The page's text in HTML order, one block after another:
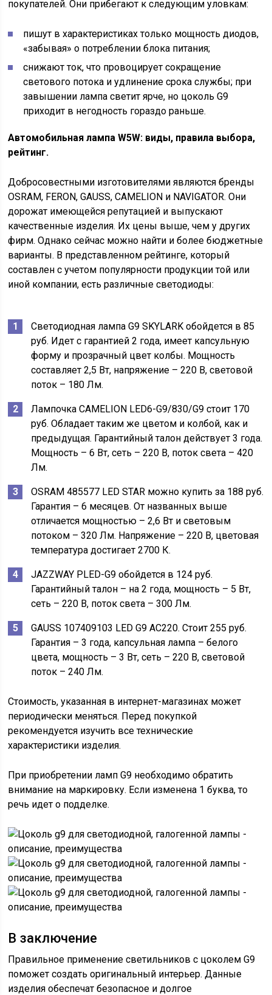
покупателей. Они прибегают к следующим уловкам:
пишут в характеристиках только мощность диодов,
«забывая» о потреблении блока питания;
снижают ток, что провоцирует сокращение
светового потока и удлинение срока службы; при
завышении лампа светит ярче, но цоколь G9
приходит в негодность гораздо раньше.
Автомобильная лампа W5W: виды, правила выбора,
рейтинг.
Добросовестными изготовителями являются бренды
OSRAM, FERON, GAUSS, CAMELION и NAVIGATOR. Они
дорожат имеющейся репутацией и выпускают
качественные изделия. Их цены выше, чем у других
фирм. Однако сейчас можно найти и более бюджетные
варианты. В представленном рейтинге, который
составлен с учетом популярности продукции той или
иной компании, есть различные светодиоды:
Светодиодная лампа G9 SKYLARK обойдется в 85
руб. Идет с гарантией 2 года, имеет капсульную
форму и прозрачный цвет колбы. Мощность
составляет 2,5 Вт, напряжение – 220 В, световой
поток – 180 Лм.
Лампочка CAMELION LED6-G9/830/G9 стоит 170
руб. Обладает таким же цветом и колбой, как и
предыдущая. Гарантийный талон действует 3 года.
Мощность – 6 Вт, сеть – 220 В, поток света – 420
Лм.
OSRAM 485577 LED STAR можно купить за 188 руб.
Гарантия – 6 месяцев. От названных выше
отличается мощностью – 2,6 Вт и световым
потоком – 320 Лм. Напряжение – 220 В, цветовая
температура достигает 2700 К.
JAZZWAY PLED-G9 обойдется в 124 руб.
Гарантийный талон – на 2 года, мощность – 5 Вт,
сеть – 220 В, поток света – 300 Лм.
GAUSS 107409103 LED G9 AC220. Стоит 255 руб.
Гарантия – 3 года, капсульная лампа – белого
цвета, мощность – 3 Вт, сеть – 220 В, световой
поток – 240 Лм.
Стоимость, указанная в интернет-магазинах может
периодически меняться. Перед покупкой
рекомендуется изучить все технические
характеристики изделия.
При приобретении ламп G9 необходимо обратить
внимание на маркировку. Если изменена 1 буква, то
речь идет о подделке.
В заключение
Правильное применение светильников с цоколем G9
поможет создать оригинальный интерьер. Данные
изделия обеспечат безопасное и долгое